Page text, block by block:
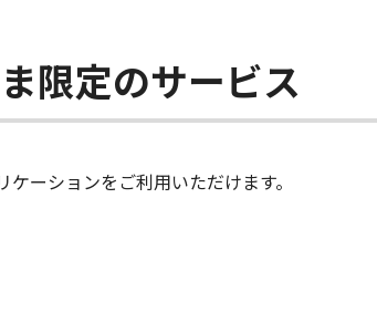
限定のサービス
ーションをご利用いただけます。